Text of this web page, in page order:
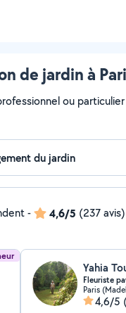
de jardin à
ou
- 4,6/5 (237 avis)
Yahia
Fleuriste
Paris
4,6/5